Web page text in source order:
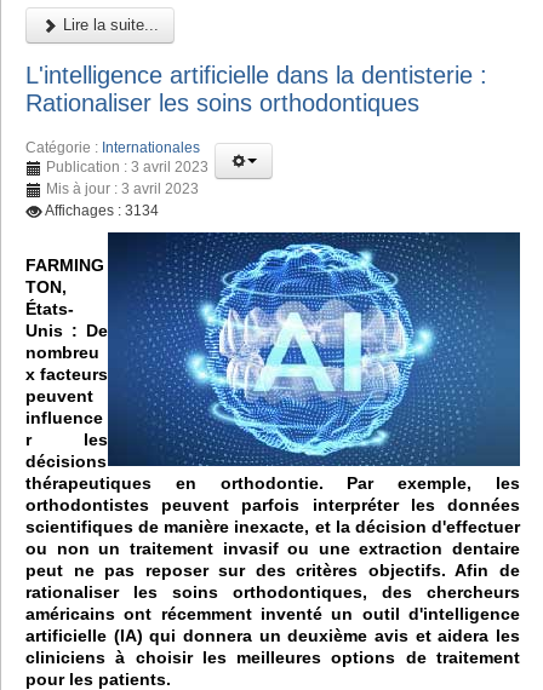
Lire la suite...
L'intelligence artificielle dans la dentisterie :
Rationaliser les soins orthodontiques
Catégorie : Internationales
Publication : 3 avril 2023
Mis à jour : 3 avril 2023
Affichages : 3134
FARMING
TON,
États-
Unis : De
nombreu
x facteurs
peuvent
influence
r les
décisions
thérapeutiques en orthodontie. Par exemple, les
orthodontistes peuvent parfois interpréter les données
scientifiques de manière inexacte, et la décision d'effectuer
ou non un traitement invasif ou une extraction dentaire
peut ne pas reposer sur des critères objectifs. Afin de
rationaliser les soins orthodontiques, des chercheurs
américains ont récemment inventé un outil d'intelligence
artificielle (IA) qui donnera un deuxième avis et aidera les
cliniciens à choisir les meilleures options de traitement
pour les patients.